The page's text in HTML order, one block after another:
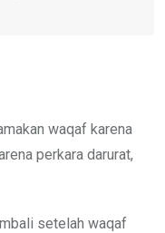
waqaf karena
perkara darurat,
setelah waqaf